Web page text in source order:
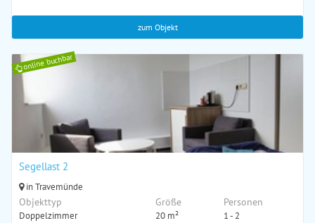
zum Objekt
online buchbar
Segellast 2
in Travemünde
Objekttyp
Doppelzimmer
Größe
20 m²
Personen
1 - 2